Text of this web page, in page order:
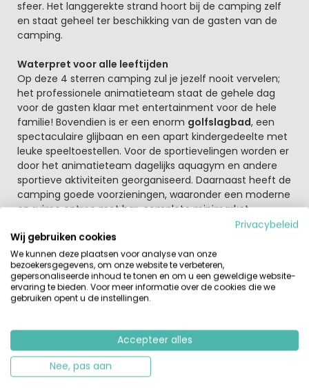
sfeer. Het langgerekte strand hoort bij de camping zelf
en staat geheel ter beschikking van de gasten van de
camping.
Waterpret voor alle leeftijden
Op deze 4 sterren camping zul je jezelf nooit vervelen;
het professionele animatieteam staat de gehele dag
voor de gasten klaar met entertainment voor de hele
familie! Bovendien is er een enorm golfslagbad, een
spectaculaire glijbaan en een apart kindergedeelte met
leuke speeltoestellen. Voor de sportievelingen worden er
door het animatieteam dagelijks aquagym en andere
sportieve aktiviteiten georganiseerd. Daarnaast heeft de
camping goede voorzieningen, waaronder een moderne
en ruime entree met bar, complete minimarket,
verzorgd restaurant en pizzeria waar je kunt genieten
van de echte Italiaanse pizza. Er is WIFI, bij de receptie,
tegen betaling.
Abruzzo ontdekken vanaf de camping
Elke dag worden er door de camping leuke excursies
vruchtbare Apennijnen, het is nog één van de laatste
ongerepte gebieden van Italië. Bovendien bevindt zich in
de regio het Nationale Park 'Gran Sasso', de hoogste berg
Privacybeleid
Wij gebruiken cookies
We kunnen deze plaatsen voor analyse van onze
bezoekersgegevens, om onze website te verbeteren,
gepersonaliseerde inhoud te tonen en om u een geweldige website-
ervaring te bieden. Voor meer informatie over de cookies die we
gebruiken opent u de instellingen.
Accepteer alles
Nee, pas aan